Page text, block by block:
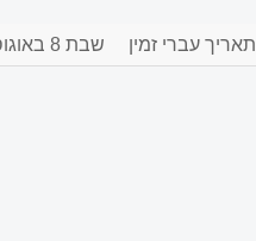
תאריך עברי זמין שבת 8 באוגוסט 2026